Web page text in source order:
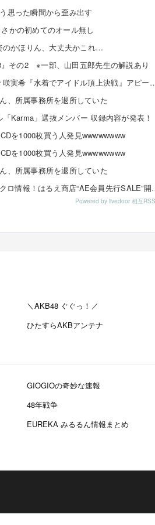
思った瞬間から歪み出す
かの初めてのオール無し
のかほりん、大丈夫かこれ…
』その2 ※一部、山田五郎先生の解説あり
中間発表✨1位、野々咲実希『水着でア
、所属事務所を退所していた
Karma」選抜メンバー 収録内容が発表！
を1000枚買う人発見wwwwwwww
を1000枚買う人発見wwwwwwww
、所属事務所を退所していた
【1/14】本日のももクロ情
Powered by livedoor 相互RSS
＼AKB48 ぐぐっ！／
ひたすらAKBアンテナ
GIOGIOの奇妙な速報
48年戦争
EUREKA みるるん情報まとめ